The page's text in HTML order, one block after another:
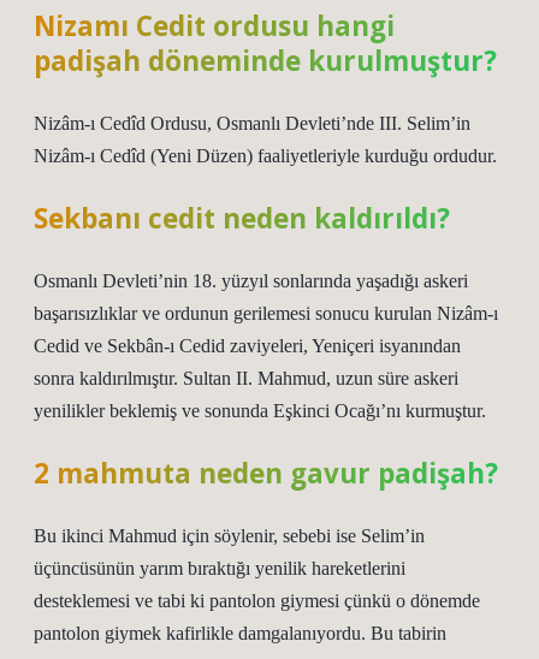
Nizamı Cedit ordusu hangi
padişah döneminde kurulmuştur?
Nizâm-ı Cedîd Ordusu, Osmanlı Devleti’nde III. Selim’in
Nizâm-ı Cedîd (Yeni Düzen) faaliyetleriyle kurduğu ordudur.
Sekbanı cedit neden kaldırıldı?
Osmanlı Devleti’nin 18. yüzyıl sonlarında yaşadığı askeri
başarısızlıklar ve ordunun gerilemesi sonucu kurulan Nizâm-ı
Cedid ve Sekbân-ı Cedid zaviyeleri, Yeniçeri isyanından
sonra kaldırılmıştır. Sultan II. Mahmud, uzun süre askeri
yenilikler beklemiş ve sonunda Eşkinci Ocağı’nı kurmuştur.
2 mahmuta neden gavur padişah?
Bu ikinci Mahmud için söylenir, sebebi ise Selim’in
üçüncüsünün yarım bıraktığı yenilik hareketlerini
desteklemesi ve tabi ki pantolon giymesi çünkü o dönemde
pantolon giymek kafirlikle damgalanıyordu. Bu tabirin